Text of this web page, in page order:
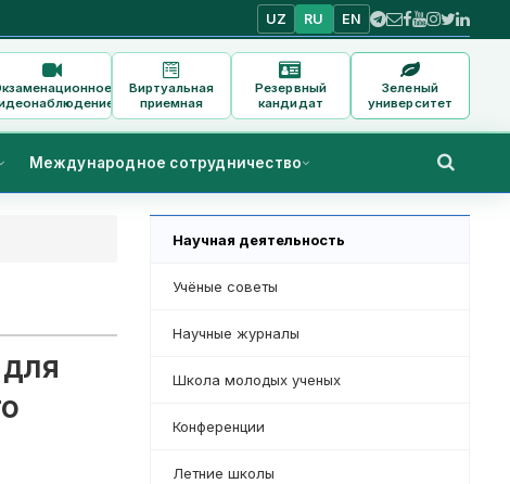
UZ RU EN
Виртуальная
приемная
Резервный
кандидат
Зеленый
университет
Международное сотрудничество
Научная деятельность
Учёные советы
Научные журналы
Школа молодых ученых
Конференции
Летние школы